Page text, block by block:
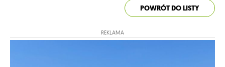
POWRÓT DO LISTY
REKLAMA